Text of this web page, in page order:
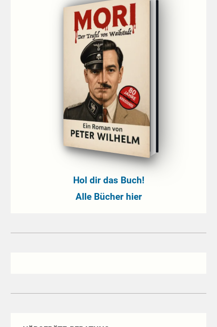
Hol dir das Buch!
Alle Bücher hier